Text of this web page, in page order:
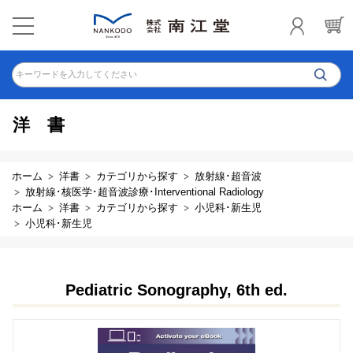
キーワードを入力してください
洋書
ホーム 洋書 カテゴリから探す
放射線･超音波
放射線･核医学･超音波診療･Interventional Radiology
ホーム
洋書 カテゴリから探す
小児科･新生児
小児科･新生児
Pediatric Sonography, 6th ed.